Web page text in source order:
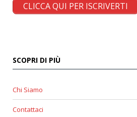
CLICCA QUI PER ISCRIVERTI
SCOPRI DI PIÙ
Chi Siamo
Contattaci